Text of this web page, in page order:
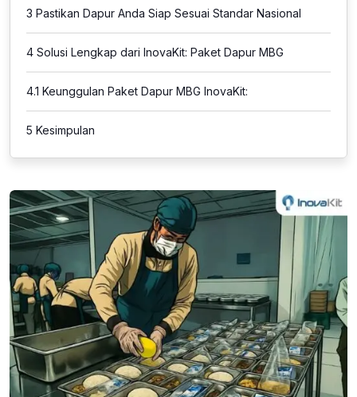
3 Pastikan Dapur Anda Siap Sesuai Standar Nasional
4 Solusi Lengkap dari InovaKit: Paket Dapur MBG
4.1 Keunggulan Paket Dapur MBG InovaKit:
5 Kesimpulan